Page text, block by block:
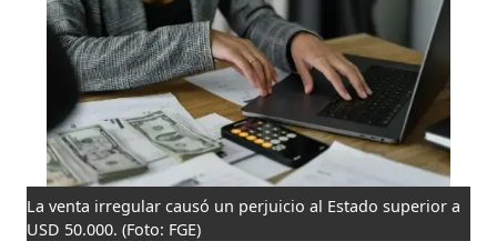
La venta irregular causó un perjuicio al Estado superior a
USD 50.000. (Foto: FGE)